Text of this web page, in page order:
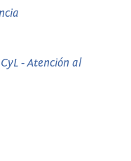
- Atención al